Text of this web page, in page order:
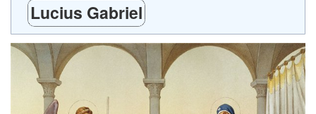
Lucius Gabriel